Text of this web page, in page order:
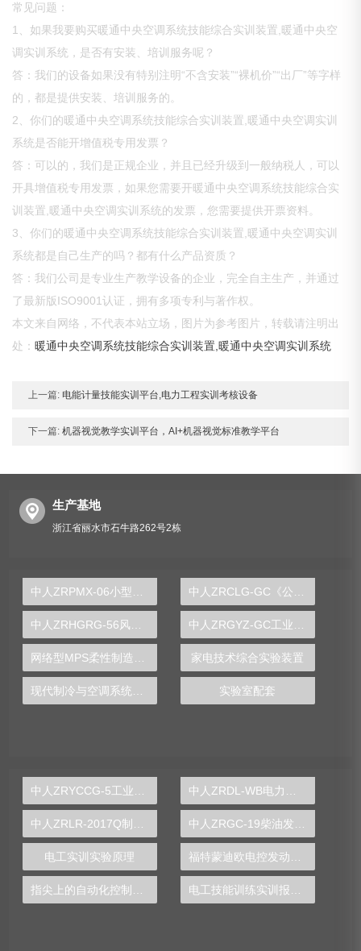
常见问题：
1、如果我要购买暖通中央空调系统技能综合实训装置,暖通中央空
调实训系统，是否有安装、培训服务呢？
答：我们的设备如果没有特别注明“不含安装”“裸机价”“出厂”等字样
的，都是提供安装、培训服务的。
2、你们的暖通中央空调系统技能综合实训装置,暖通中央空调实训
系统是否能开增值税专用发票？
答：可以的，我们是正规企业，并且已经升级到一般纳税人，可以
开具增值税专用发票，如果您需要开暖通中央空调系统技能综合实
训装置,暖通中央空调实训系统的发票，您需要提供开票资料。
3、你们的暖通中央空调系统技能综合实训装置,暖通中央空调实训
系统都是自己生产的吗？都有什么产品资质？
答：我们公司是专业生产教学设备的企业，完全自主生产，并通过
了最新版ISO9001认证，拥有多项专利与著作权。
本文来自网络，不代表本站立场，图片为参考图片，转载请注明出
处：暖通中央空调系统技能综合实训装置,暖通中央空调实训系统
上一篇: 电能计量技能实训平台,电力工程实训考核设备
下一篇: 机器视觉教学实训平台，AI+机器视觉标准教学平台
生产基地
浙江省丽水市石牛路262号2栋
家电技术综合实验装置
实验室配套
电工实训实验原理